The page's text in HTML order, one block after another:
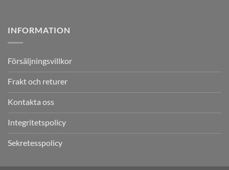
INFORMATION
Försäljningsvillkor
Frakt och returer
Kontakta oss
Integritetspolicy
Sekretesspolicy